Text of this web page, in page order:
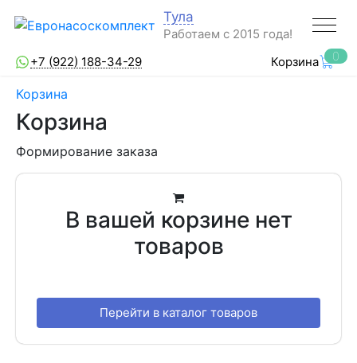
Тула
Работаем с 2015 года!
+7 (922) 188-34-29
Корзина 0
Корзина
Корзина
Формирование заказа
В вашей корзине нет
товаров
Перейти в каталог товаров